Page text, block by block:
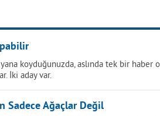
koyduğunuzda, aslında tek bir haber
İki aday var.
Sadece Ağaçlar Değil